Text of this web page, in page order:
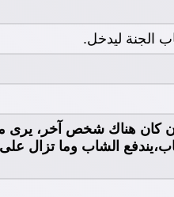
الجنة ليدخل.
كان هناك شخص آخر، يرى
الشاب وما تزال